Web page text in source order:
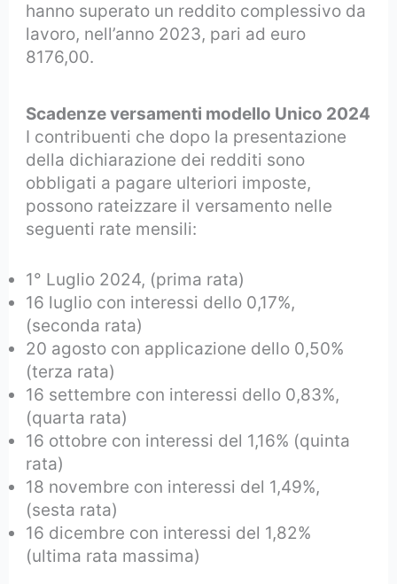
hanno superato un reddito complessivo da
lavoro, nell’anno 2023, pari ad euro
8176,00.
Scadenze versamenti modello Unico 2024
I contribuenti che dopo la presentazione
della dichiarazione dei redditi sono
obbligati a pagare ulteriori imposte,
possono rateizzare il versamento nelle
seguenti rate mensili:
1° Luglio 2024, (prima rata)
16 luglio con interessi dello 0,17%,
(seconda rata)
20 agosto con applicazione dello 0,50%
(terza rata)
16 settembre con interessi dello 0,83%,
(quarta rata)
16 ottobre con interessi del 1,16% (quinta
rata)
18 novembre con interessi del 1,49%,
(sesta rata)
16 dicembre con interessi del 1,82%
(ultima rata massima)